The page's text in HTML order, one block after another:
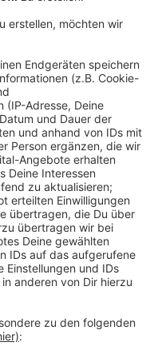
das Dach ins Innere
sie dann Mikrofone
über das Dach
Straße wurde
Einbruch hat laut
und Montag 9 Uhr
etwas beobachtet
in